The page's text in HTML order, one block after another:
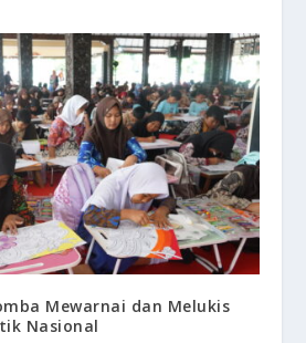
Mewarnai dan Melukis
Nasional